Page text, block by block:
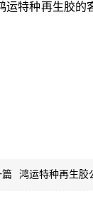
特种再生胶的
篇 鸿运特种再生胶